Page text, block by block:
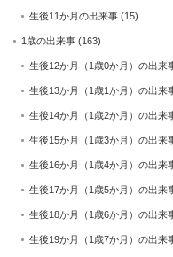
生後11か月の出来事 (15)
1歳の出来事 (163)
生後12か月（1歳0か月）の出来
生後13か月（1歳1か月）の出来
生後14か月（1歳2か月）の出来
生後15か月（1歳3か月）の出来
生後16か月（1歳4か月）の出来
生後17か月（1歳5か月）の出来
生後18か月（1歳6か月）の出来
生後19か月（1歳7か月）の出来